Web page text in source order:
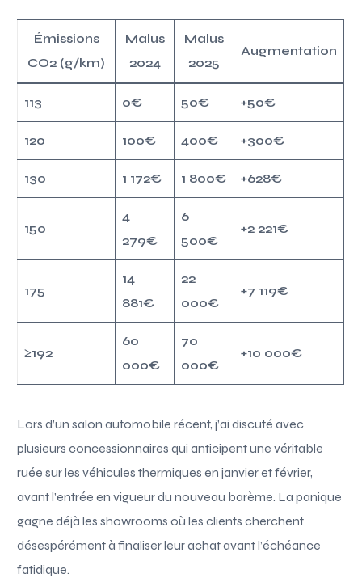
Émissions
CO2 (g/km)
Malus
2024
Malus
2025
Augmentation
113 0€ 50€ +50€
120 100€ 400€ +300€
130 1 172€ 1 800€ +628€
150
4
279€
6
500€
+2 221€
175
14
881€
22
000€
+7 119€
≥192
60
000€
70
000€
+10 000€
Lors d’un salon automobile récent, j’ai discuté avec
plusieurs concessionnaires qui anticipent une véritable
ruée sur les véhicules thermiques en janvier et février,
avant l’entrée en vigueur du nouveau barème. La panique
gagne déjà les showrooms où les clients cherchent
désespérément à finaliser leur achat avant l’échéance
fatidique.